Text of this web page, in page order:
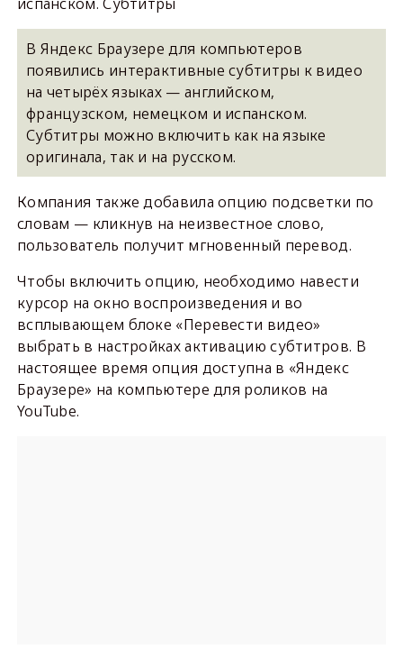
В Яндекс Браузере для компьютеров
появились интерактивные субтитры к видео
на четырёх языках — английском,
французском, немецком и испанском.
Субтитры можно включить как на языке
оригинала, так и на русском.
Компания также добавила опцию подсветки по
словам — кликнув на неизвестное слово,
пользователь получит мгновенный перевод.
Чтобы включить опцию, необходимо навести
курсор на окно воспроизведения и во
всплывающем блоке «Перевести видео»
выбрать в настройках активацию субтитров. В
настоящее время опция доступна в «Яндекс
Браузере» на компьютере для роликов на
YouTube.